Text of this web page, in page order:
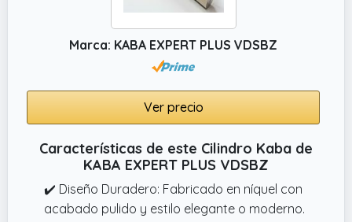
Marca: KABA EXPERT PLUS VDSBZ
Ver precio
Características de este Cilindro Kaba de
KABA EXPERT PLUS VDSBZ
✔️ Diseño Duradero: Fabricado en níquel con
acabado pulido y estilo elegante o moderno.